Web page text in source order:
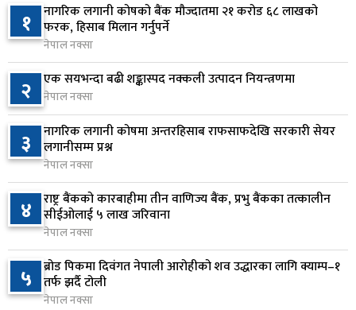
६
वीरगञ्जमा ट्यांकरको सिल खोलेर तेल निकाल्ने सात जना
रंगेहात पक्राउ
४ घण्टा अघि
७
जन्मसिद्ध नागरिकता कडा बनाउने ट्रम्पको नयाँ प्रयास, दुई
कार्यकारी आदेश जारी
४ घण्टा अघि
८ राप्रपाको निर्णय: बागमती प्रदेश सरकारमा सहभागी नहुने
४ घण्टा अघि
९
२५० रुपैयाँको सामान किन्दा कञ्चनपुरका उपभोक्ताले
जिते १० लाख
४ घण्टा अघि
१ नागरिक लगानी कोषको बैंक मौज्दातमा २१ करोड ६८ लाखको
फरक, हिसाब मिलान गर्नुपर्ने
नेपाल नक्सा
२ एक सयभन्दा बढी शङ्कास्पद नक्कली उत्पादन नियन्त्रणमा
नेपाल नक्सा
३ नागरिक लगानी कोषमा अन्तरहिसाब राफसाफदेखि सरकारी सेयर
लगानीसम्म प्रश्न
नेपाल नक्सा
४ राष्ट्र बैंकको कारबाहीमा तीन वाणिज्य बैंक, प्रभु बैंकका तत्कालीन
सीईओलाई ५ लाख जरिवाना
नेपाल नक्सा
५ ब्रोड पिकमा दिवंगत नेपाली आरोहीको शव उद्धारका लागि क्याम्प–१
तर्फ झर्दै टोली
नेपाल नक्सा